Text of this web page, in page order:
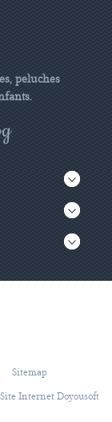
peluches
Sitemap
Internet Doyousoft